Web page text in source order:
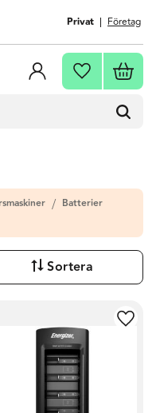
Privat Företag
Favoriter
Batterier
Sortera
i favoriter